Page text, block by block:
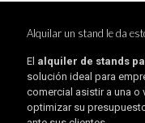
Alquilar un stand le da
El alquiler de stands
solución ideal para
comercial asistir a una o
optimizar su